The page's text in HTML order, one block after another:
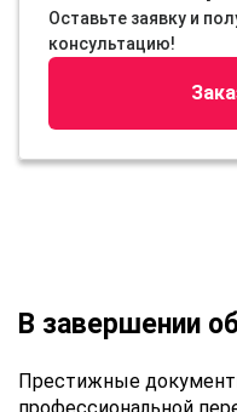
Оставьте заявку и
консультацию!
В завершении
Престижные